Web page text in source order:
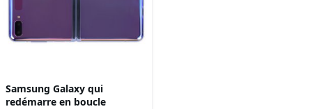
Samsung Galaxy qui
redémarre en boucle